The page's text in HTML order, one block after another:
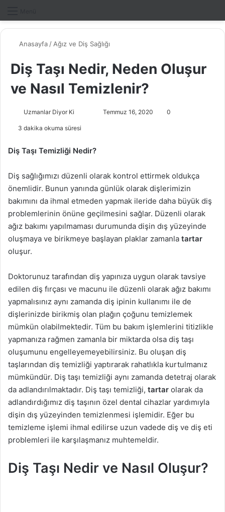
Anasayfa / Ağız ve Diş Sağlığı
Diş Taşı Nedir, Neden Oluşur
ve Nasıl Temizlenir?
Uzmanlar Diyor Ki
l
w
e
p
o
a
e
r
m
e
k
Temmuz 16, 2020 0
3 dakika okuma süresi
Diş Taşı Temizliği Nedir?
Diş sağlığımızı düzenli olarak kontrol ettirmek oldukça
önemlidir. Bunun yanında günlük olarak dişlerimizin
bakımını da ihmal etmeden yapmak ileride daha büyük diş
problemlerinin önüne geçilmesini sağlar. Düzenli olarak
ağız bakımı yapılmaması durumunda dişin dış yüzeyinde
oluşmaya ve birikmeye başlayan plaklar zamanla tartar
oluşur.
Doktorunuz tarafından diş yapınıza uygun olarak tavsiye
edilen diş fırçası ve macunu ile düzenli olarak ağız bakımı
yapmalısınız aynı zamanda diş ipinin kullanımı ile de
dişlerinizde birikmiş olan plağın çoğunu temizlemek
mümkün olabilmektedir. Tüm bu bakım işlemlerini titizlikle
yapmanıza rağmen zamanla bir miktarda olsa diş taşı
oluşumunu engelleyemeyebilirsiniz. Bu oluşan diş
taşlarından diş temizliği yaptırarak rahatlıkla kurtulmanız
mümkündür. Diş taşı temizliği aynı zamanda detetraj olarak
da adlandırılmaktadır. Diş taşı temizliği, tartar olarak da
adlandırdığımız diş taşının özel dental cihazlar yardımıyla
dişin dış yüzeyinden temizlenmesi işlemidir. Eğer bu
temizleme işlemi ihmal edilirse uzun vadede diş ve diş eti
problemleri ile karşılaşmanız muhtemeldir.
Diş Taşı Nedir ve Nasıl Oluşur?